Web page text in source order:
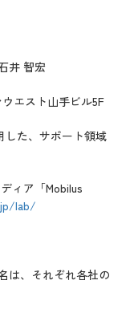
井 智宏
エスト山手ビル5F
した、サポート領域
ィア「Mobilus
lab/
は、それぞれ各社の